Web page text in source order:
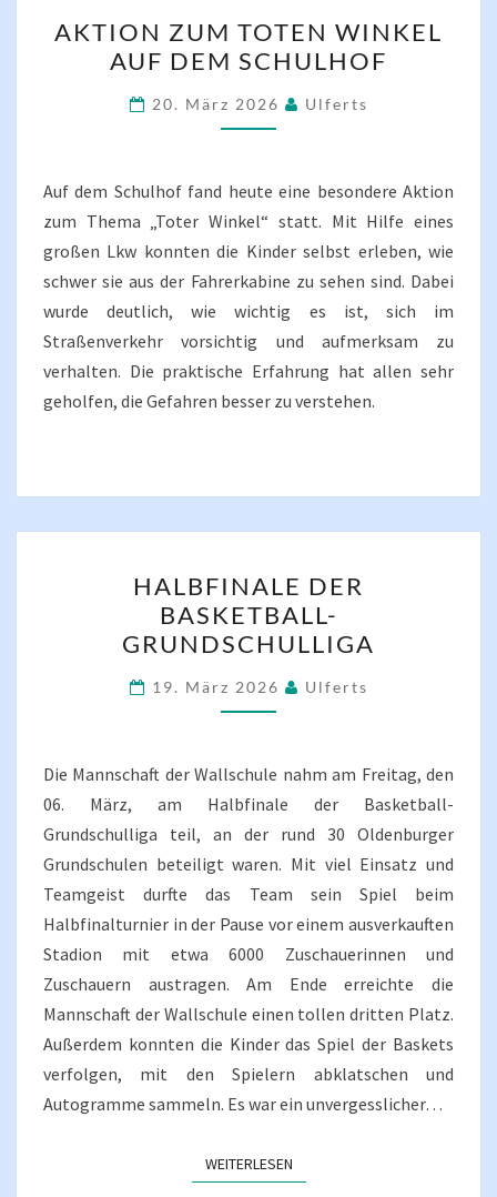
ZUM
TOTEN
WINKEL
AUF
SCHULHOF
AKTION ZUM TOTEN WINKEL
AUF DEM SCHULHOF
20. März 2026 Ulferts
Auf dem Schulhof fand heute eine besondere Aktion
zum Thema „Toter Winkel“ statt. Mit Hilfe eines
großen Lkw konnten die Kinder selbst erleben, wie
schwer sie aus der Fahrerkabine zu sehen sind. Dabei
wurde deutlich, wie wichtig es ist, sich im
Straßenverkehr vorsichtig und aufmerksam zu
verhalten. Die praktische Erfahrung hat allen sehr
geholfen, die Gefahren besser zu verstehen.
DER
BASKETBALL-
GRUNDSCHULLIGA
HALBFINALE DER
BASKETBALL-
GRUNDSCHULLIGA
19. März 2026 Ulferts
Die Mannschaft der Wallschule nahm am Freitag, den
06. März, am Halbfinale der Basketball-
Grundschulliga teil, an der rund 30 Oldenburger
Grundschulen beteiligt waren. Mit viel Einsatz und
Teamgeist durfte das Team sein Spiel beim
Halbfinalturnier in der Pause vor einem ausverkauften
Stadion mit etwa 6000 Zuschauerinnen und
Zuschauern austragen. Am Ende erreichte die
Mannschaft der Wallschule einen tollen dritten Platz.
Außerdem konnten die Kinder das Spiel der Baskets
verfolgen, mit den Spielern abklatschen und
Autogramme sammeln. Es war ein unvergesslicher…
WEITERLESENWEITERLESEN